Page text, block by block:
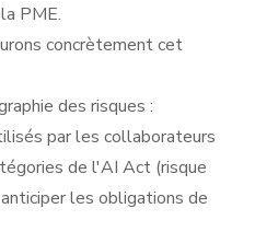
PME.
concrètement cet
des risques :
par les collaborateurs
de l'AI Act (risque
les obligations de